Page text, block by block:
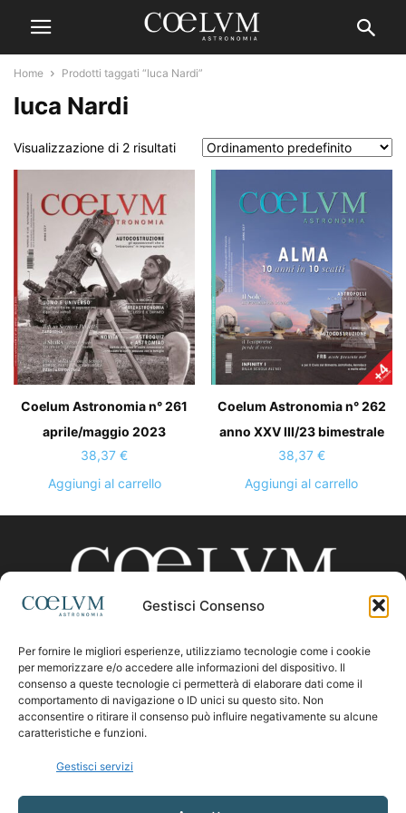
Gestisci Consenso
Per fornire le migliori esperienze, utilizziamo tecnologie come i cookie
per memorizzare e/o accedere alle informazioni del dispositivo. Il
consenso a queste tecnologie ci permetterà di elaborare dati come il
comportamento di navigazione o ID unici su questo sito. Non
acconsentire o ritirare il consenso può influire negativamente su alcune
caratteristiche e funzioni.
Gestisci servizi
Home Prodotti taggati “luca Nardi”
luca Nardi
Visualizzazione di 2 risultati
Coelum Astronomia n° 261
aprile/maggio 2023
38,37€
Aggiungi al carrello
Coelum Astronomia n° 262
anno XXV III/23 bimestrale
38,37 €
Aggiungi al carrello
CHI SIAMO
Contattaci:coelumastro@coelum.com